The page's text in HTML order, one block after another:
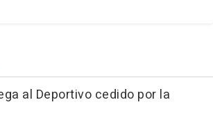
al Deportivo cedido por la